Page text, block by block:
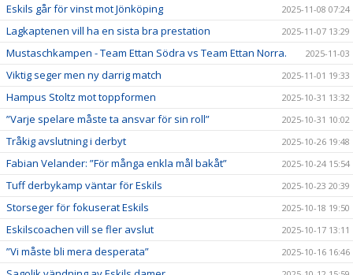
Eskils går för vinst mot Jönköping 2025-11-08 07:24
Lagkaptenen vill ha en sista bra prestation 2025-11-07 13:29
Mustaschkampen - Team Ettan Södra vs Team Ettan Norra. 2025-11-03
Viktig seger men ny darrig match 2025-11-01 19:33
Hampus Stoltz mot toppformen 2025-10-31 13:32
”Varje spelare måste ta ansvar för sin roll” 2025-10-31 10:02
Tråkig avslutning i derbyt 2025-10-26 19:48
Fabian Velander: ”För många enkla mål bakåt” 2025-10-24 15:54
Tuff derbykamp väntar för Eskils 2025-10-23 20:39
Storseger för fokuserat Eskils 2025-10-18 19:50
Eskilscoachen vill se fler avslut 2025-10-17 13:11
”Vi måste bli mera desperata” 2025-10-16 16:46